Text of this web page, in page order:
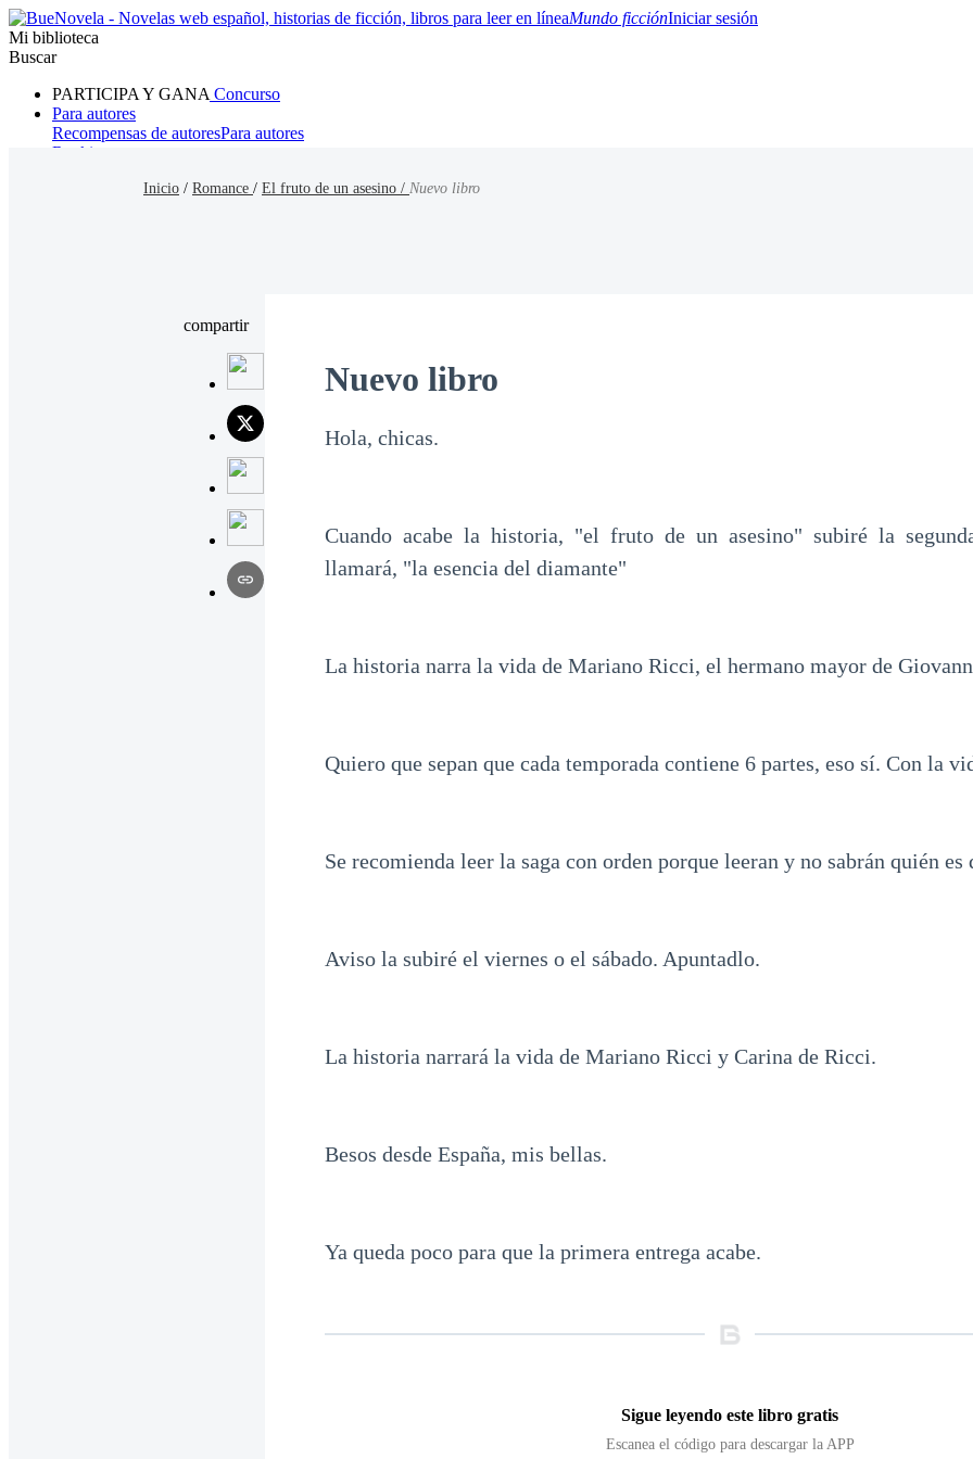
Mundo ficciónIniciar sesión
Mi biblioteca
Buscar
PARTICIPA Y GANA Concurso
Para autores
Recompensas de autoresPara autores
Ranking
Inicio / Romance / El fruto de un asesino / Nuevo libro
compartir
Nuevo libro
Hola, chicas.
Cuando acabe la historia, "el fruto de un asesino" subiré la
llamará, "la esencia del diamante"
La historia narra la vida de Mariano Ricci, el hermano mayor de
Quiero que sepan que cada temporada contiene 6 partes, eso sí. Con la
Se recomienda leer la saga con orden porque leeran y no sabrán quién es
Aviso la subiré el viernes o el sábado. Apuntadlo.
La historia narrará la vida de Mariano Ricci y Carina de Ricci.
Besos desde España, mis bellas.
Ya queda poco para que la primera entrega acabe.
Sigue leyendo este libro gratis
Escanea el código para descargar la APP